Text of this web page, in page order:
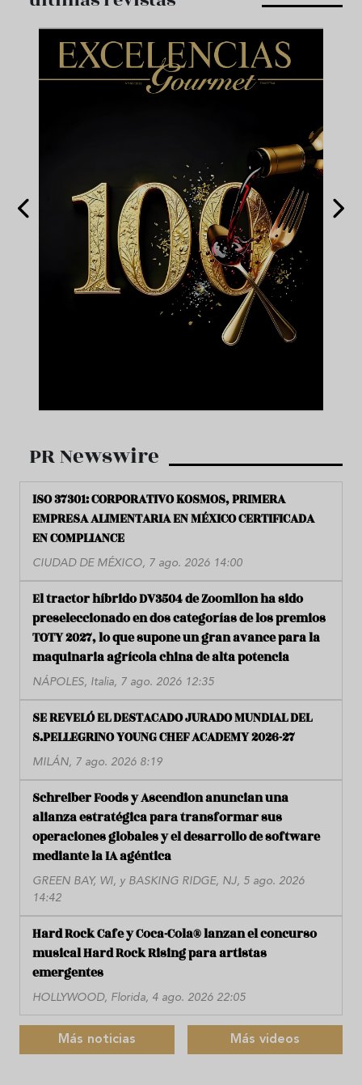
PR Newswire
ISO 37301: CORPORATIVO KOSMOS, PRIMERA
EMPRESA ALIMENTARIA EN MÉXICO CERTIFICADA
EN COMPLIANCE
CIUDAD DE MÉXICO, 7 ago. 2026 14:00
El tractor híbrido DV3504 de Zoomlion ha sido
preseleccionado en dos categorías de los premios
TOTY 2027, lo que supone un gran avance para la
maquinaria agrícola china de alta potencia
NÁPOLES, Italia, 7 ago. 2026 12:35
SE REVELÓ EL DESTACADO JURADO MUNDIAL DEL
S.PELLEGRINO YOUNG CHEF ACADEMY 2026-27
MILÁN, 7 ago. 2026 8:19
Schreiber Foods y Ascendion anuncian una
alianza estratégica para transformar sus
operaciones globales y el desarrollo de software
mediante la IA agéntica
GREEN BAY, WI, y BASKING RIDGE, NJ, 5 ago. 2026
14:42
Hard Rock Cafe y Coca-Cola® lanzan el concurso
musical Hard Rock Rising para artistas
emergentes
HOLLYWOOD, Florida, 4 ago. 2026 22:05
Más noticias Más videos